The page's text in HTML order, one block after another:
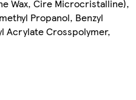
Wax, Cire Microcristalline),
Propanol, Benzyl
Acrylate Crosspolymer,